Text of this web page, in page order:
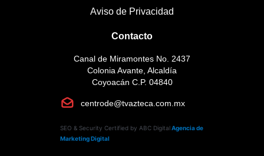
Aviso de Privacidad
Contacto
Canal de Miramontes No. 2437
Colonia Avante, Alcaldía
Coyoacán C.P. 04840
centrode@tvazteca.com.mx
SEO & Security Certified by ABC Digital Agencia de
Marketing Digital